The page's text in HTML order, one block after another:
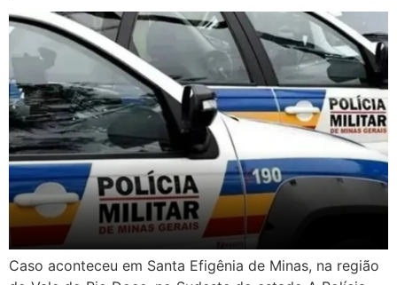
Caso aconteceu em Santa Efigênia de Minas, na região